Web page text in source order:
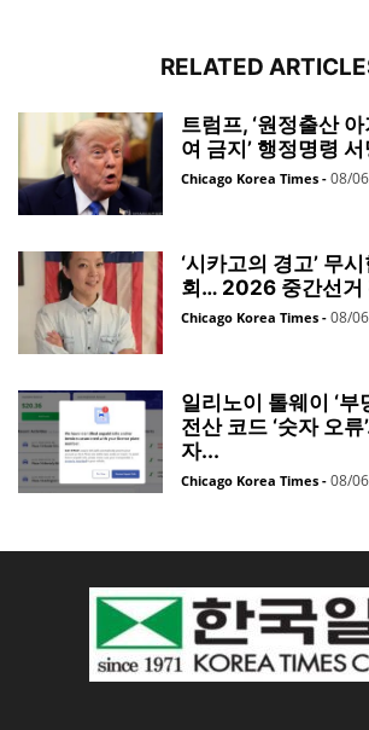
RELATED
트럼프, ‘원정출산
여 금지’ 행정명령 서
Chicago Korea Times - 08/
‘시카고의 경고’ 무
회… 2026 중간선거
Chicago Korea Times - 08/
일리노이 톨웨이 ‘부
전산 코드 ‘숫자 오
자...
Chicago Korea Times - 08/